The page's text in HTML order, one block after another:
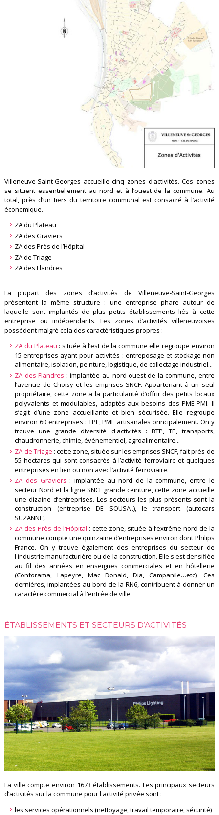
Villeneuve-Saint-Georges accueille cinq zones d’activités. Ces zones
se situent essentiellement au nord et à l’ouest de la commune. Au
total, près d’un tiers du territoire communal est consacré à l’activité
économique.
ZA du Plateau
ZA des Graviers
ZA des Prés de l’Hôpital
ZA de Triage
ZA des Flandres
La plupart des zones d’activités de Villeneuve-Saint-Georges
présentent la même structure : une entreprise phare autour de
laquelle sont implantés de plus petits établissements liés à cette
entreprise ou indépendants. Les zones d’activités villeneuvoises
possèdent malgré cela des caractéristiques propres :
ZA du Plateau : située à l’est de la commune elle regroupe environ
15 entreprises ayant pour activités : entreposage et stockage non
alimentaire, isolation, peinture, logistique, de collectage industriel...
ZA des Flandres : implantée au nord-ouest de la commune, entre
l’avenue de Choisy et les emprises SNCF. Appartenant à un seul
propriétaire, cette zone a la particularité d’offrir des petits locaux
polyvalents et modulables, adaptés aux besoins des PME-PMI. Il
s’agit d’une zone accueillante et bien sécurisée. Elle regroupe
environ 60 entreprises : TPE, PME artisanales principalement. On y
trouve une grande diversité d'activités : BTP, TP, transports,
chaudronnerie, chimie, évènementiel, agroalimentaire...
ZA de Triage : cette zone, située sur les emprises SNCF, fait près de
55 hectares qui sont consacrés à l’activité ferroviaire et quelques
entreprises en lien ou non avec l’activité ferroviaire.
ZA des Graviers : implantée au nord de la commune, entre le
secteur Nord et la ligne SNCF grande ceinture, cette zone accueille
une dizaine d’entreprises. Les secteurs les plus présents sont la
construction (entreprise DE SOUSA..), le transport (autocars
SUZANNE).
ZA des Près de l'Hôpital : cette zone, située à l’extrême nord de la
commune compte une quinzaine d’entreprises environ dont Philips
France. On y trouve également des entreprises du secteur de
l'industrie manufacturière ou de la construction. Elle s'est densifiée
au fil des années en enseignes commerciales et en hôtellerie
(Conforama, Lapeyre, Mac Donald, Dia, Campanile…etc). Ces
dernières, implantées au bord de la RN6, contribuent à donner un
caractère commercial à l'entrée de ville.
ÉTABLISSEMENTS ET SECTEURS D’ACTIVITÉS
La ville compte environ 1673 établissements. Les principaux secteurs
d’activités sur la commune pour l'activité privée sont :
les services opérationnels (nettoyage, travail temporaire, sécurité)